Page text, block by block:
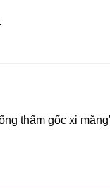
thấm gốc xi